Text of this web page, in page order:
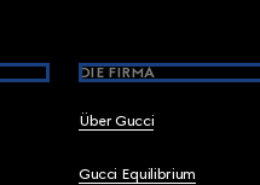
DIE FIRMA
Über Gucci
Gucci Equilibrium